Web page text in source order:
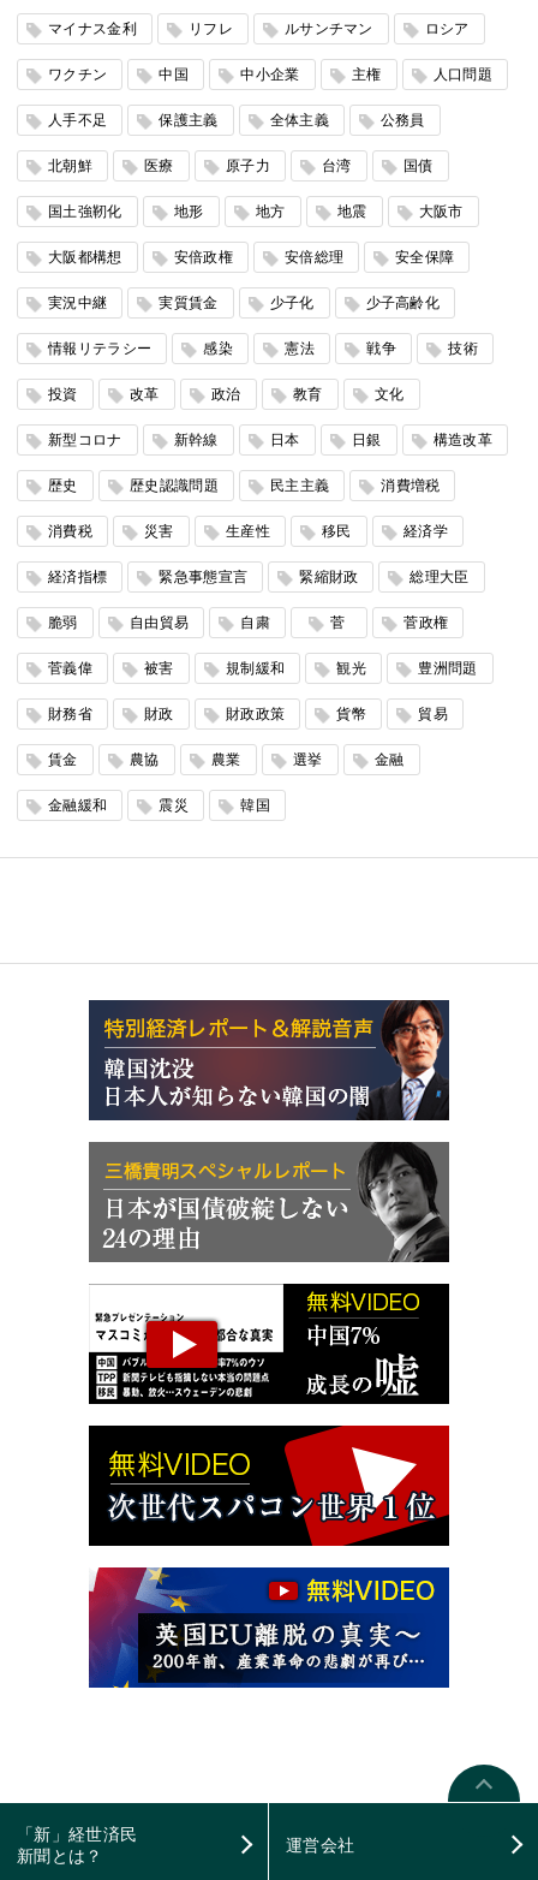
マイナス金利 リフレ ルサンチマン ロシア
ワクチン 中国 中小企業 主権 人口問題
人手不足 保護主義 全体主義 公務員
北朝鮮 医療 原子力 台湾 国債
国土強靭化 地形 地方 地震 大阪市
大阪都構想 安倍政権 安倍総理 安全保障
実況中継 実質賃金 少子化 少子高齢化
情報リテラシー 感染 憲法 戦争 技術
投資 改革 政治 教育 文化
新型コロナ 新幹線 日本 日銀 構造改革
歴史 歴史認識問題 民主主義 消費増税
消費税 災害 生産性 移民 経済学
経済指標 緊急事態宣言 緊縮財政 総理大臣
脆弱 自由貿易 自粛 菅 菅政権
菅義偉 被害 規制緩和 観光 豊洲問題
財務省 財政 財政政策 貨幣 貿易
賃金 農協 農業 選挙 金融
金融緩和 震災 韓国
「新」経世済民
新聞とは？
運営会社